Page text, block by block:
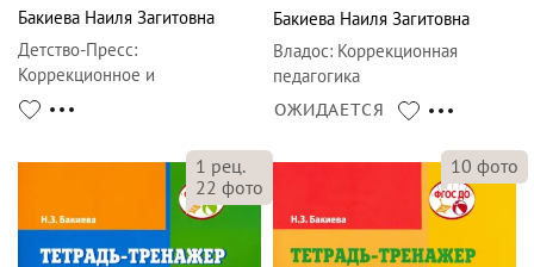
Бакиева Наиля Загитовна
Детство-Пресс:
Коррекционное и
инклюзивное образование в
ДОО
Бакиева Наиля Загитовна
Владос: Коррекционная
педагогика
ОЖИДАЕТСЯ
1 рец.
22 фото
10 фото